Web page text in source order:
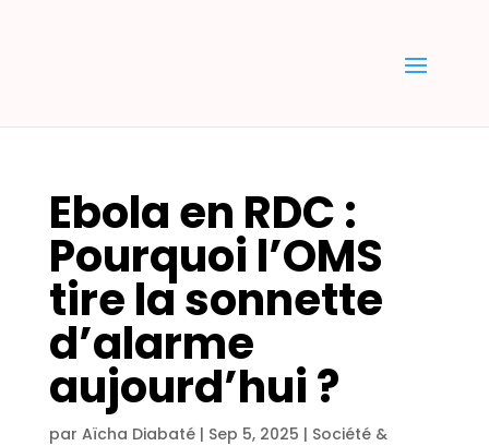
Ebola en RDC :
Pourquoi l’OMS
tire la sonnette
d’alarme
aujourd’hui ?
par Aïcha Diabaté| Sep 5, 2025 | Société &